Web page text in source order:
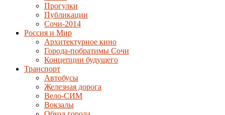
Прогулки
Публикации
Сочи-2014
Россия и Мир
Архитектурное кино
Города-побратимы Сочи
Концепции будущего
Транспорт
Автобусы
Железная дорога
Вело-СИМ
Вокзалы